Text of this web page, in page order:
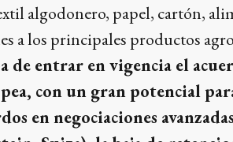
algodonero, papel, cartón,
a los principales productos
de entrar en vigencia el
con un gran potencial
en negociaciones